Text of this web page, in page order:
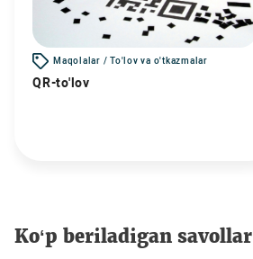
Maqolalar / To'lov va o'tkazmalar
QR-to'lov
Ko‘p beriladigan savollar